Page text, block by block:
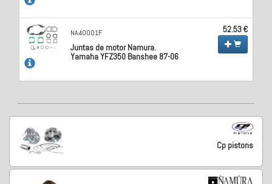
NA40001F
Juntas de motor Namura.
Yamaha YFZ350 Banshee 87-06
52.53 €
Cp pistons